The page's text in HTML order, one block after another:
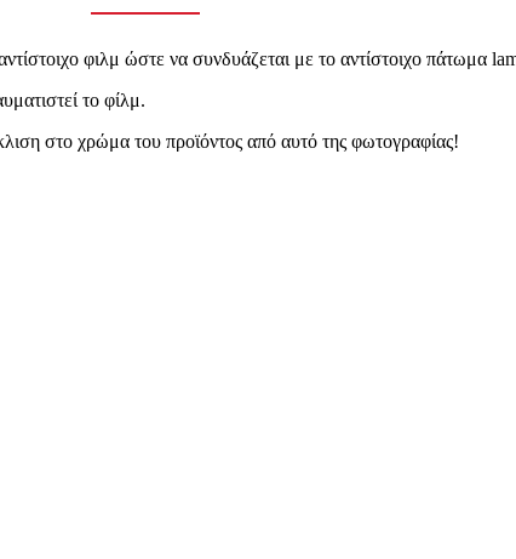
φιλμ ώστε να συνδυάζεται με το αντίστοιχο πάτωμα
το φίλμ.
στο χρώμα του προϊόντος από αυτό της φωτογραφίας!